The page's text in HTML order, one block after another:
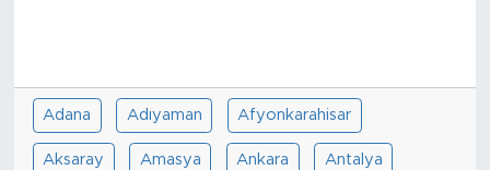
Adana Adıyaman Afyonkarahisar
Aksaray Amasya Ankara Antalya